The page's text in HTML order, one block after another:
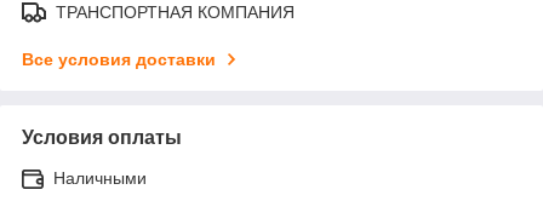
ТРАНСПОРТНАЯ КОМПАНИЯ
Все условия доставки
Условия оплаты
Наличными